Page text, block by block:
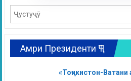
Амри Президенти ҶТ
«Тоҷикистон-Ватани